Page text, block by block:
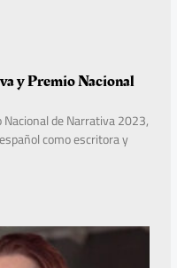
y Premio Nacional
de Narrativa 2023,
como escritora y